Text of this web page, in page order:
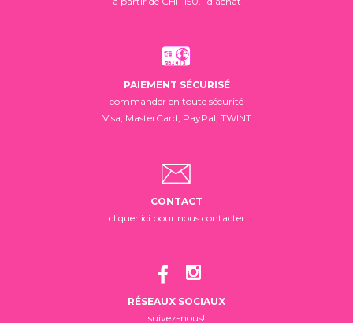
PAIEMENT SÉCURISÉ
commander en toute sécurité
Visa, MasterCard, PayPal, TWINT
CONTACT
cliquer ici pour nous contacter
RÉSEAUX SOCIAUX
suivez-nous!